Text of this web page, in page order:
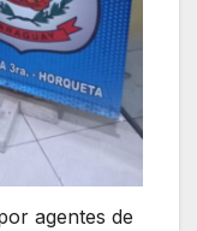
agentes de